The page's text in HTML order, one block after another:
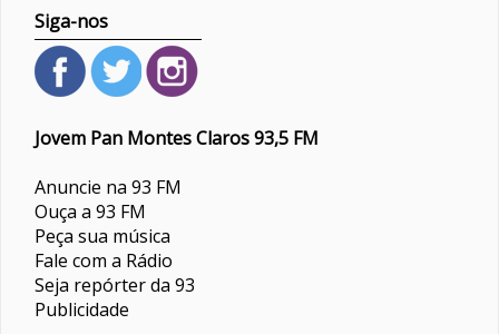
Siga-nos
Jovem Pan Montes Claros 93,5 FM
Anuncie na 93 FM
Ouça a 93 FM
Peça sua música
Fale com a Rádio
Seja repórter da 93
Publicidade